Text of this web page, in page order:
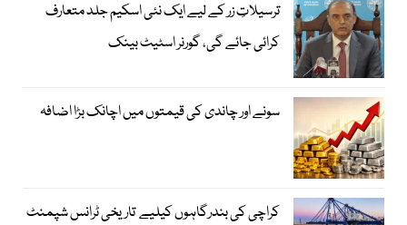
ترسیلاتِ زر کے لیے ایک نئی اسکیم جلد متعارف
کرائی جائے گی، گورنر اسٹیٹ بینک
سونے اور چاندی کی قیمتوں میں اچانک بڑا اضافہ
کراچی کی بندرگاہوں کیلیے تاریخی ٹرانس شپمنٹ